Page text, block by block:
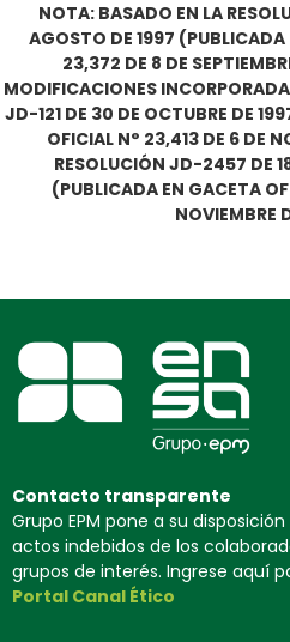
NOTA: BASADO EN LA
AGOSTO DE 1997
23,372 DE 8 DE
MODIFICACIONES
JD-121 DE 30 DE OCTUBRE DE
OFICIAL N° 23,413 DE 6 DE
RESOLUCIÓN JD-2457 DE
(PUBLICADA EN GACETA
NOVIEMBRE
Contacto transparente
Grupo EPM pone a su
actos indebidos de los
grupos de interés. Ingrese aquí
Portal Canal Ético